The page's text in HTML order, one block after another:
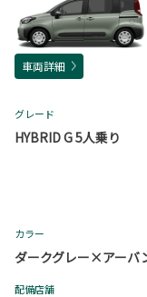
車両詳細
グレード
HYBRID G 5人乗り
カラー
ダークグレー×アーバ
配備店舗